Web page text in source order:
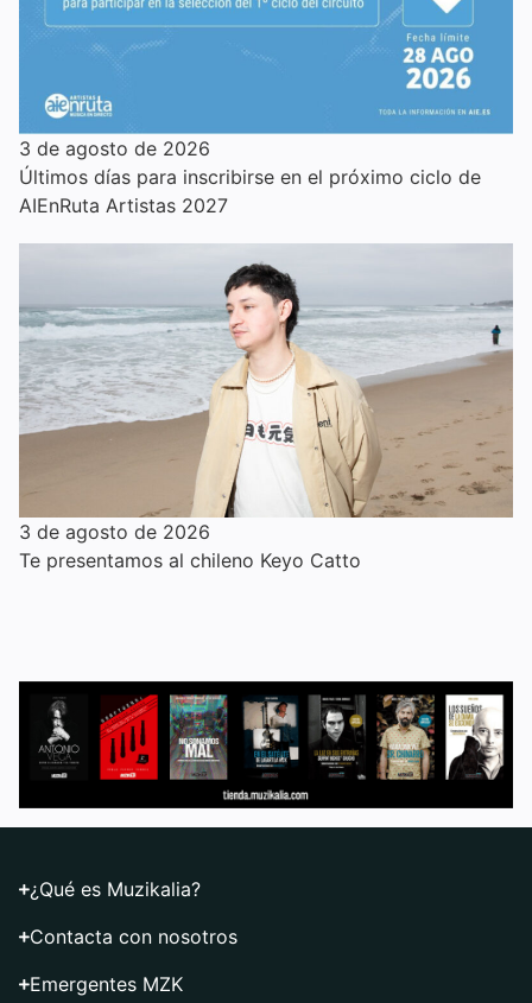
3 de agosto de 2026
Últimos días para inscribirse en el próximo ciclo de
AIEnRuta Artistas 2027
3 de agosto de 2026
Te presentamos al chileno Keyo Catto
¿Qué es Muzikalia?
Contacta con nosotros
Emergentes MZK